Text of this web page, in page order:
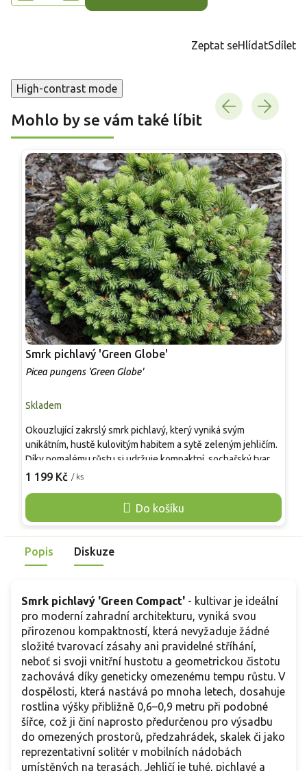
Zeptat seHlídatSdílet
High-contrast mode
Mohlo by se vám také líbit
Smrk pichlavý 'Green Globe'
Picea pungens 'Green Globe'
Skladem
1 199 Kč / ks
Do košíku
Okouzlující zakrslý smrk pichlavý, který vyniká svým
unikátním, hustě kulovitým habitem a sytě zeleným jehličím.
Díky pomalému růstu si udržuje kompaktní, sochařský tvar
bez nutnosti řezu. V dospělosti dosahuje výšky 0,6–0,9
či mobilní nádoby na terasách. Pevné, pichlavé jehličí dodává
rostlině eleganci po celý rok. 'Green Globe' skvěle
čistotu a řád. Je to nenáročný, dlouhověký solitér.
Popis Diskuze
Smrk pichlavý 'Green Compact' - kultivar je ideální
pro moderní zahradní architekturu, vyniká svou
přirozenou kompaktností, která nevyžaduje žádné
složité tvarovací zásahy ani pravidelné stříhání,
neboť si svoji vnitřní hustotu a geometrickou čistotu
zachovává díky geneticky omezenému tempu růstu. V
dospělosti, která nastává po mnoha letech, dosahuje
rostlina výšky přibližně 0,6–0,9 metru při podobné
šířce, což ji činí naprosto předurčenou pro výsadbu
do omezených prostorů, předzahrádek, skalek či jako
reprezentativní solitér v mobilních nádobách
umístěných na terasách. Jehličí je tuhé, pichlavé a